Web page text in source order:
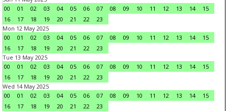
00
01 02 03 04 05 06 07 08 09 10 11 12 13 14
15
16
17 18 19 20 21 22
23
Mon 12 May 2025
00
01 02 03 04 05 06 07 08 09 10 11 12 13 14
15
16
17 18 19 20 21 22
23
Tue 13 May 2025
00
01 02 03 04 05 06 07 08 09 10 11 12 13 14
15
16
17 18 19 20 21 22
23
Wed 14 May 2025
00
01 02 03 04 05 06 07 08 09 10 11 12 13 14
15
16
17 18 19 20 21 22
23